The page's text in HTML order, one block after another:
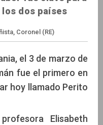
dos países
Coronel (RE)
el 3 de marzo de
fue el primero en
hoy llamado Perito
Elisabeth